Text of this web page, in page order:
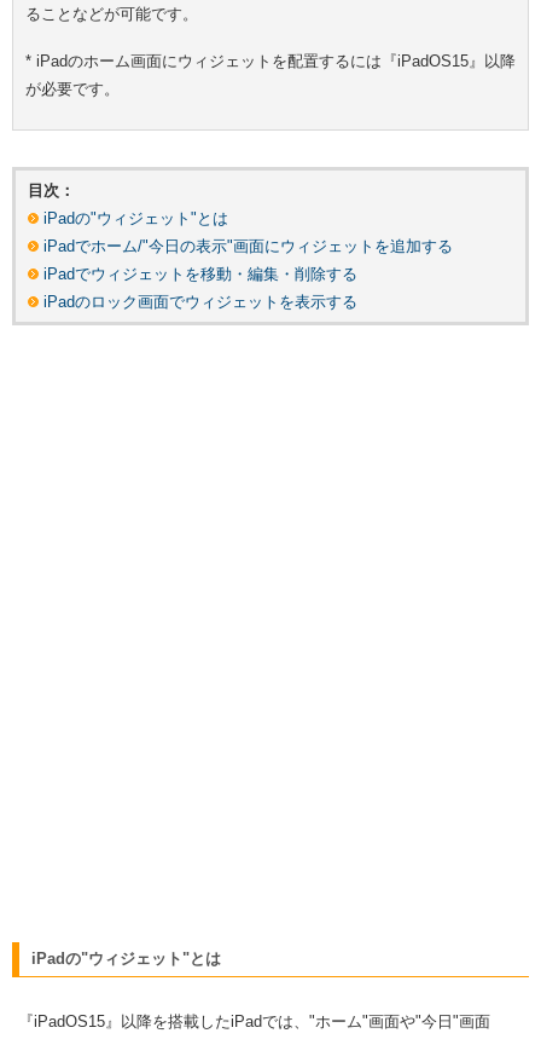
ることなどが可能です。
* iPadのホーム画面にウィジェットを配置するには『iPadOS15』以降
が必要です。
目次：
iPadの"ウィジェット"とは
iPadでホーム/"今日の表示"画面にウィジェットを追加する
iPadでウィジェットを移動・編集・削除する
iPadのロック画面でウィジェットを表示する
iPadの"ウィジェット"とは
『iPadOS15』以降を搭載したiPadでは、"ホーム"画面や"今日"画面